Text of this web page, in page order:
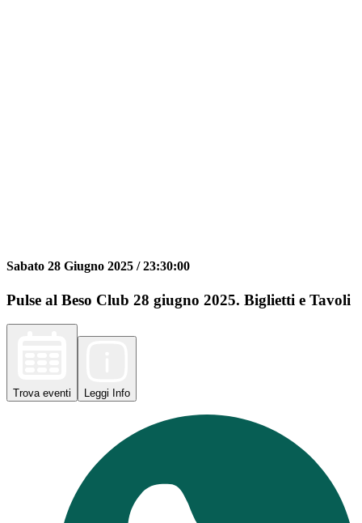
Sabato 28 Giugno 2025 /23:30:00
Pulse al Beso Club 28 giugno 2025. Biglietti e Tavoli
Trova eventi Leggi Info